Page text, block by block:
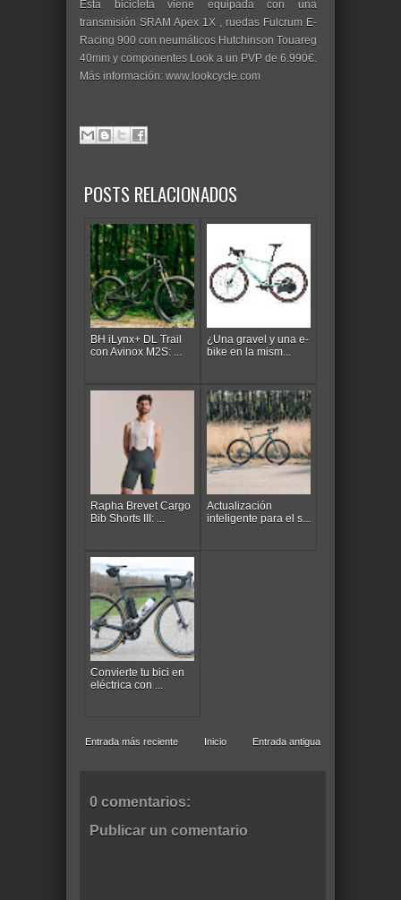
Esta bicicleta viene equipada con una
transmisión SRAM Apex 1X , ruedas Fulcrum E-
Racing 900 con neumáticos Hutchinson Touareg
40mm y componentes Look a un PVP de 6.990€.
Más información: www.lookcycle.com
POSTS RELACIONADOS
BH iLynx+ DL Trail
con Avinox M2S: ...
¿Una gravel y una e-
bike en la mism...
Rapha Brevet Cargo
Bib Shorts III: ...
Actualización
inteligente para el s...
Convierte tu bici en
eléctrica con ...
Entrada más reciente Entrada antigua
Inicio
0 comentarios:
Publicar un comentario